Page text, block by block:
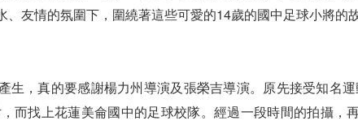
友情的氛圍下，圍繞著這些可愛的14歲的國中足球小將的
生，真的要感謝楊力州導演及張榮吉導演。原先接受知名
而找上花蓮美侖國中的足球校隊。經過一段時間的拍攝，